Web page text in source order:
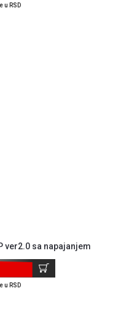
u RSD
ver2.0 sa napajanjem
u RSD